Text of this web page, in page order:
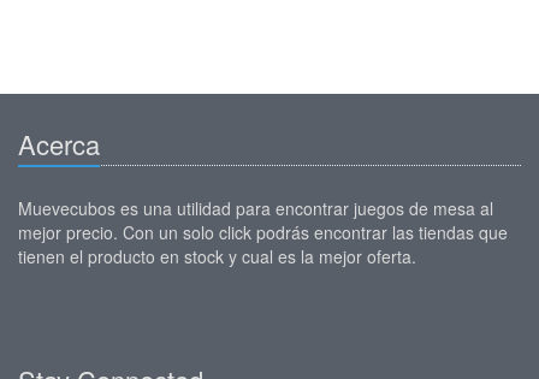
Acerca
Muevecubos es una utilidad para encontrar juegos de mesa al
mejor precio. Con un solo click podrás encontrar las tiendas que
tienen el producto en stock y cual es la mejor oferta.